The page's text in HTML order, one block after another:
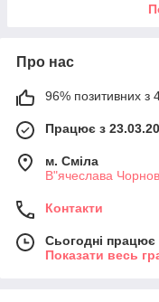
Про нас
96% позитивних з
Працює з
м. Сміла
В"ячеслава
Контакти
Сьогодні працює
Показати весь